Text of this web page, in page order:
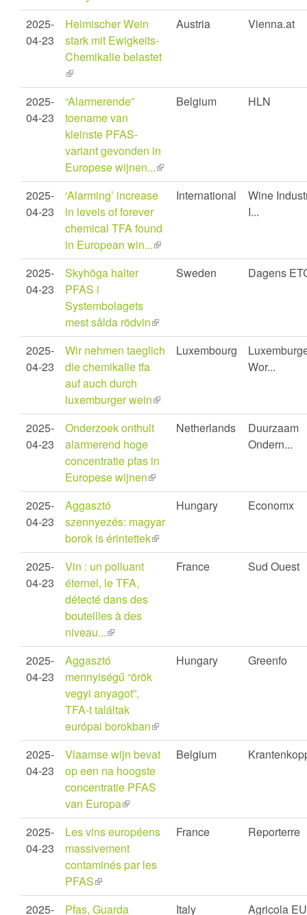
is
external)
2025-
04-23
Heimischer Wein
stark mit Ewigkeits-
Chemikalie belastet
(link
is
external)
Austria Vienna.at
2025-
04-23
“Alarmerende”
toename van
kleinste PFAS-
variant gevonden in
Europese wijnen...(link
is
external)
Belgium HLN
2025-
04-23
‘Alarming’ increase
in levels of forever
chemical TFA found
in European win...(link
is
external)
International
Wine
I...
2025-
04-23
Skyhöga halter
PFAS i
Systembolagets
mest sålda rödvin(link
is
external)
Sweden Dagens
2025-
04-23
Wir nehmen taeglich
die chemikalie tfa
auf auch durch
luxemburger wein(link
is
external)
Luxembourg
Wor...
2025-
04-23
Onderzoek onthult
alarmerend hoge
concentratie pfas in
Europese wijnen(link
is
external)
Netherlands
Duurzaam
Ondern...
2025-
04-23
Aggasztó
szennyezés: magyar
borok is érintettek(link
is
external)
Hungary Economx
2025-
04-23
Vin : un polluant
éternel, le TFA,
détecté dans des
bouteilles à des
niveau...(link
is
external)
France Sud Ouest
2025-
04-23
Aggasztó
mennyiségű “örök
vegyi anyagot”,
TFA-t találtak
európai borokban(link
is
external)
Hungary Greenfo
2025-
04-23
Vlaamse wijn bevat
op een na hoogste
concentratie PFAS
van Europa(link
is
external)
Belgium
2025-
04-23
Les vins européens
massivement
contaminés par les
PFAS(link
is
France Reporterre
2025-
Pfas, Guarda
Italy Agricola EU